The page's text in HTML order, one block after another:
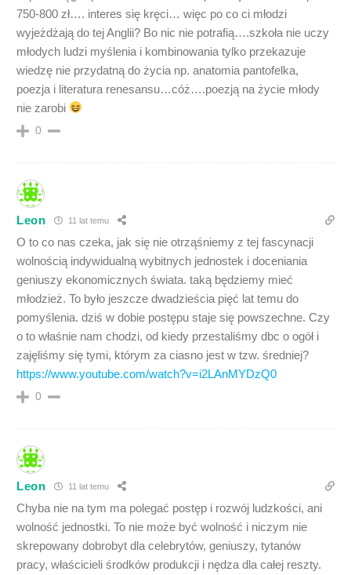
750-800 zł…. interes się kręci… więc po co ci młodzi
wyjeżdżają do tej Anglii? Bo nic nie potrafią….szkoła nie uczy
młodych ludzi myślenia i kombinowania tylko przekazuje
wiedzę nie przydatną do życia np. anatomia pantofelka,
poezja i literatura renesansu…cóż….poezją na życie młody
nie zarobi
0
Leon 11 lat temu
O to co nas czeka, jak się nie otrząśniemy z tej fascynacji
wolnością indywidualną wybitnych jednostek i doceniania
geniuszy ekonomicznych świata. taką będziemy mieć
młodzież. To było jeszcze dwadzieścia pięć lat temu do
pomyślenia. dziś w dobie postępu staje się powszechne. Czy
o to właśnie nam chodzi, od kiedy przestaliśmy dbc o ogół i
zajęliśmy się tymi, którym za ciasno jest w tzw. średniej?
https://www.youtube.com/watch?v=i2LAnMYDzQ0
0
Leon 11 lat temu
Chyba nie na tym ma polegać postęp i rozwój ludzkości, ani
wolność jednostki. To nie może być wolność i niczym nie
skrepowany dobrobyt dla celebrytów, geniuszy, tytanów
pracy, właścicieli środków produkcji i nędza dla całej reszty.